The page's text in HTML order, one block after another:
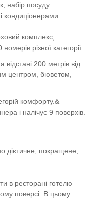
набір посуду.
кондиціонерами.
комплекс,
різної категорії.
200 метрів від
центром, бюветом,
комфорту.&
і налічує 9 поверхів.
дієтичне, покращене,
в ресторані готелю
поверсі. В цьому